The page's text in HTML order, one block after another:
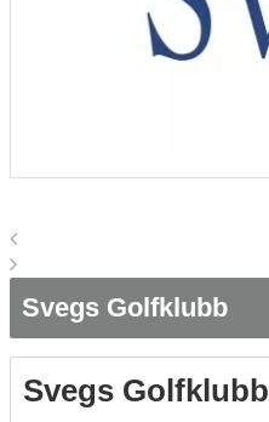
Svegs Golfklubb
Svegs Golfklubb